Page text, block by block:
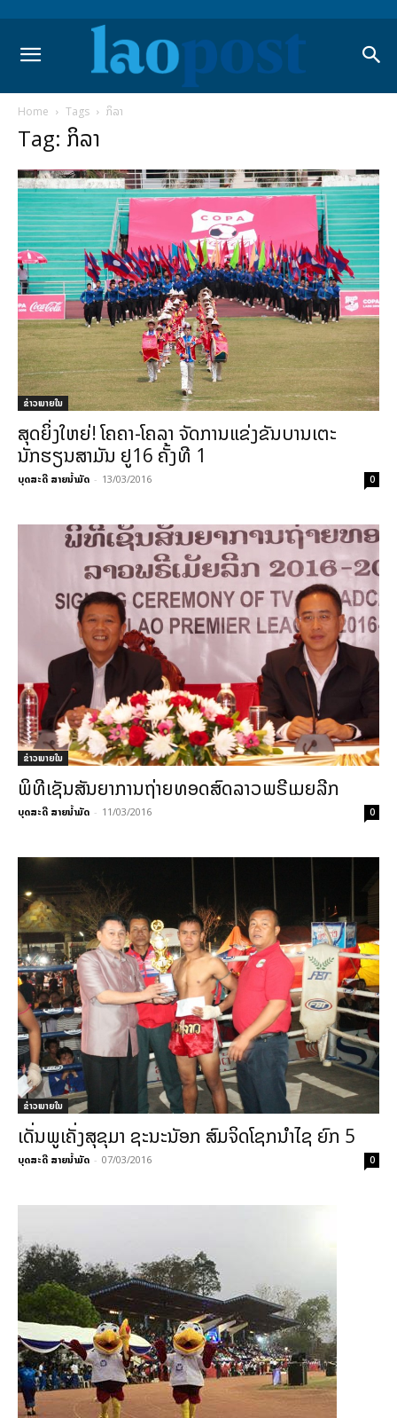
Home Tags ກິລາ
Tag: ກິລາ
ຂ່າວພາຍ​ໃນ
ສຸດຍິ່ງໃຫຍ່! ໂຄຄາ-ໂຄລາ ຈັດການແຂ່ງຂັນບານເຕະ
ນັກຮຽນສາມັນ ຢູ16 ຄັ້ງທີ 1
ບຸດສະດີ ສາຍນ້ຳມັດ - 13/03/2016 0
ຂ່າວພາຍ​ໃນ
ພິທີເຊັນສັນຍາການຖ່າຍທອດສົດລາວພຣີເມຍລີກ
ບຸດສະດີ ສາຍນ້ຳມັດ - 11/03/2016 0
ຂ່າວພາຍ​ໃນ
ເດັ່ນພູເຄັ່ງສຸຂຸມາ ຊະນະນັອກ ສົມຈິດໂຊກນໍາໄຊ ຍົກ 5
ບຸດສະດີ ສາຍນ້ຳມັດ - 07/03/2016 0